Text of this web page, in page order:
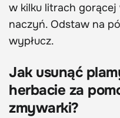
w kilku litrach
naczyń. Odstaw na
wypłucz.
Jak usunąć
herbacie za
zmywarki?